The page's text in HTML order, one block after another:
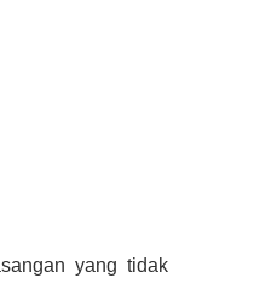
yang tidak